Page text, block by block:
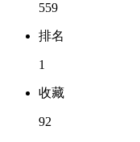
559
排名
1
收藏
92